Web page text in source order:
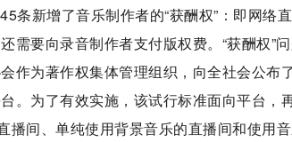
条新增了音乐制作者的“获酬权”：即网络
需要向录音制作者支付版权费。“获酬权”
作为著作权集体管理组织，向全社会公布
。为了有效实施，该试行标准面向平台，
播间、单纯使用背景音乐的直播间和使用